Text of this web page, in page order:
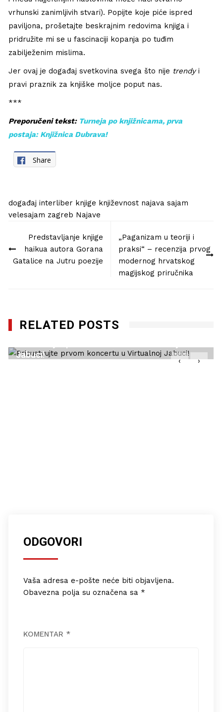
vrhunski zanimljivih stvari). Popijte koje piće ispred
paviljona, prošetajte beskrajnim redovima knjiga i
pridružite mi se u fascinaciji kopanja po tuđim
zabilježenim mislima.
Jer ovaj je događaj svetkovina svega što nije trendyi
pravi praznik za knjiške moljce poput nas.
***
Preporučeni tekst: Turneja po knjižnicama, prva
postaja: Knjižnica Dubrava!
Share
događaj interliber knjige književnost najava sajam
velesajam zagreb Najave
objavaPredstavljanje knjige
haikua autora Gorana
Gatalice na Jutru poezije
„Paganizam u teoriji i
praksi“ – recenzija prvog
modernog hrvatskog
magijskog priručnika
RELATED POSTS
Jabuci!
‹ ›
ODGOVORI
Vaša adresa e-pošte neće biti objavljena.
Obavezna polja su označena sa *
KOMENTAR *